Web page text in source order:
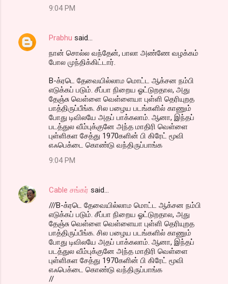
9:04 PM
Prabhu said…
நான் சொல்ல வந்தேன், பாலா அண்ணே வழக்கம்
போல முந்திக்கிட்டார்.
B-க்ரடெ தேவையில்லாம மொட்ட ஆக்சன நம்பி
எடுக்கப் படும். சீப்பா நிறைய ஓட்டுறதால, அது
தேஞ்சு வெள்ளை வெள்ளையா புள்ளி தெரியுறத
பாத்திருப்பீங்க. சில பழைய படங்களில் காணும்
போது டிவிலயே அதப் பாக்கலாம். ஆனா, இந்தப்
படத்துல வீம்புக்குனே அந்த மாதிரி வெள்ளை
புள்ளிகள சேத்து 1970களின் பி கிரேட் மூவி
எஃபெக்டை கொண்டு வந்திருப்பாங்க
9:04 PM
Cable சங்கர் said…
///B-க்ரடெ தேவையில்லாம மொட்ட ஆக்சன நம்பி
எடுக்கப் படும். சீப்பா நிறைய ஓட்டுறதால, அது
தேஞ்சு வெள்ளை வெள்ளையா புள்ளி தெரியுறத
பாத்திருப்பீங்க. சில பழைய படங்களில் காணும்
போது டிவிலயே அதப் பாக்கலாம். ஆனா, இந்தப்
படத்துல வீம்புக்குனே அந்த மாதிரி வெள்ளை
புள்ளிகள சேத்து 1970களின் பி கிரேட் மூவி
எஃபெக்டை கொண்டு வந்திருப்பாங்க
//